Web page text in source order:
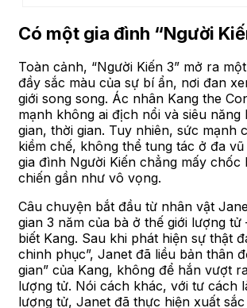
Có một gia đình “Người
Toàn cảnh, “Người Kiến 3” mở ra
đầy sắc màu của sự bí ẩn, nơi đan
giới song song. Ác nhân Kang the
mạnh không ai địch nổi và siêu
gian, thời gian. Tuy nhiên, sức mạnh
kiềm chế, không thể tung tác ở đa
gia đình Người Kiến chẳng mấy
chiến gần như vô vọng.
Câu chuyện bắt đầu từ nhân vật
gian 3 năm của bà ở thế giới lượng tử
biết Kang. Sau khi phát hiện sự thật
chinh phục”, Janet đã liều bản thân
gian” của Kang, không để hắn vượt
lượng tử. Nói cách khác, với tư cách
lượng tử, Janet đã thực hiện xuất